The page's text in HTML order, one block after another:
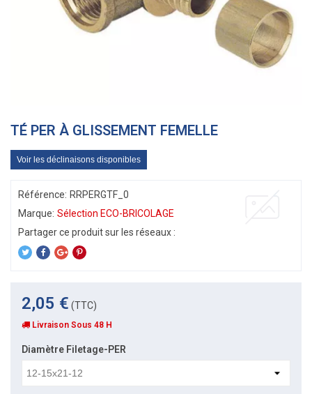
TÉ PER À GLISSEMENT FEMELLE
Voir les déclinaisons disponibles
Référence: RRPERGTF_0
Marque: Sélection ECO-BRICOLAGE
2,05 € (TTC)
Livraison Sous 48 H
Diamètre Filetage-PER